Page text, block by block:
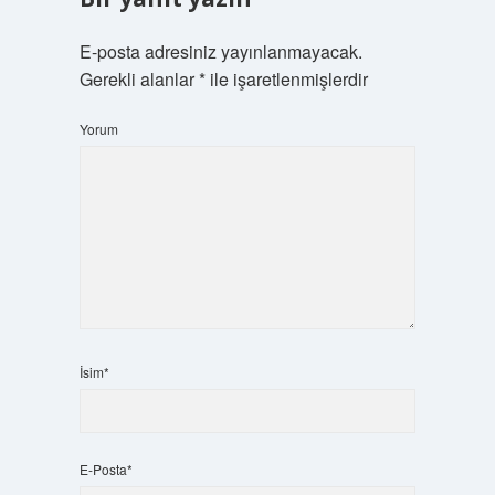
E-posta adresiniz yayınlanmayacak.
Gerekli alanlar*ile işaretlenmişlerdir
Yorum
İsim*
E-Posta*